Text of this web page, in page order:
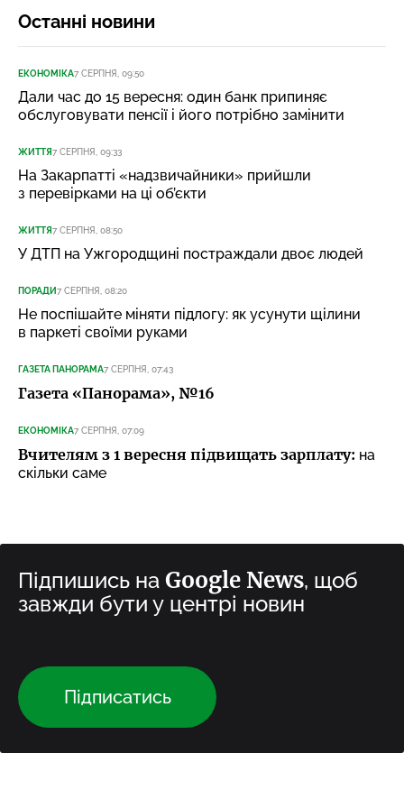
Останні новини
ЕКОНОМІКА7 СЕРПНЯ, 09:50
Дали час до 15 вересня: один банк припиняє
обслуговувати пенсії і його потрібно замінити
ЖИТТЯ7 СЕРПНЯ, 09:33
На Закарпатті «надзвичайники» прийшли
з перевірками на ці об’єкти
ЖИТТЯ7 СЕРПНЯ, 08:50
У ДТП на Ужгородщині постраждали двоє людей
ПОРАДИ7 СЕРПНЯ, 08:20
Не поспішайте міняти підлогу: як усунути щілини
в паркеті своїми руками
ГАЗЕТА ПАНОРАМА7 СЕРПНЯ, 07:43
Газета «Панорама», №16
ЕКОНОМІКА7 СЕРПНЯ, 07:09
Вчителям з 1 вересня підвищать зарплату: на
скільки саме
Підпишись на Google News, щоб
завжди бути у центрі новин
Підписатись